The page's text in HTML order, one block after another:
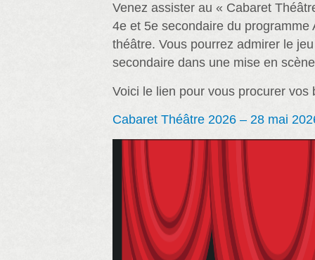
Venez assister au « Cabaret
4e et 5e secondaire du programme
théâtre. Vous pourrez admirer le
secondaire dans une mise en
Voici le lien pour vous procurer vos
Cabaret Théâtre 2026 – 28 mai